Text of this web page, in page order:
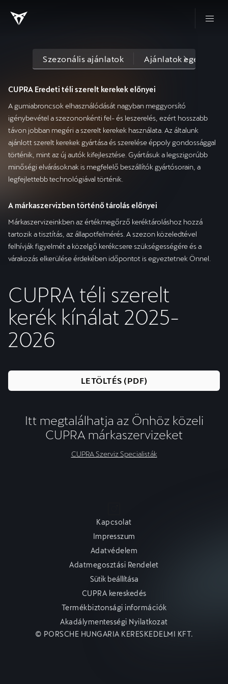
Szezonális ajánlatok Ajánlatok egész
CUPRA Eredeti téli szerelt kerekek előnyei
A gumiabroncsok elhasználódását nagyban meggyorsító
igénybevétel a szezononkénti fel- és leszerelés, ezért hosszabb
távon jobban megéri a szerelt kerekek használata. Az általunk
ajánlott szerelt kerekek gyártása és szerelése éppoly gondossággal
történik, mint az új autók kifejlesztése. Gyártásuk a legszigorúbb
minőségi elvárásoknak is megfelelő beszállítók gyártósorain, a
legfejlettebb technológiával történik.
A márkaszervizben történő tárolás előnyei
Márkaszervizeinkben az értékmegőrző keréktároláshoz hozzá
tartozik a tisztítás, az állapotfelmérés. A szezon közeledtével
felhívják figyelmét a közelgő kerékcsere szükségességére és a
várakozás elkerülése érdekében időpontot is egyeztetnek Önnel.
CUPRA téli szerelt
kerék kínálat 2025-
2026
LETÖLTÉS (PDF)
Itt megtalálhatja az Önhöz közeli
CUPRA márkaszervizeket
CUPRA Szerviz Specialisták
Kapcsolat
Impresszum
Adatvédelem
Adatmegosztási Rendelet
Sütik beállítása
CUPRA kereskedés
Termékbiztonsági információk
Akadálymentességi Nyilatkozat
© PORSCHE HUNGARIA KERESKEDELMI KFT.